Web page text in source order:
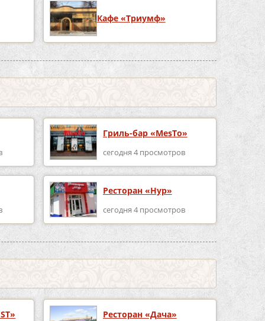
Кафе «Триумф»
Гриль-бар «MesTo»
сегодня 4 просмотров
Ресторан «Нур»
сегодня 4 просмотров
Ресторан «Дача»